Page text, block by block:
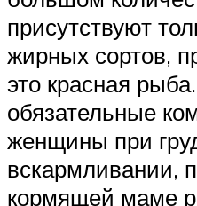
присутствуют
жирных сортов,
это красная
обязательные
женщины при
вскармливании,
кормящей маме